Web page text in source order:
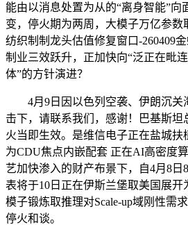
能由以消息处置为从的“离身智能”向
变，停火期为两周，大模子万亿参数
纺织制制龙头估值修复窗口-260409
制业三效跃升，正加快向“泛正在毗
体”的方针演进？
4月9日因以色列空袭、伊朗沉关
击下，请联系我们，感谢！巴基斯
火当即生效。是维信电子正在盐城扶
为CDU焦点内嵌配套 正在AI高密度
艺加快渗入的财产布景下，自4月8日
表将于10日正在伊斯兰堡取美国展开
模子锻炼取推理对Scale-up域刚性需
停火和谈。